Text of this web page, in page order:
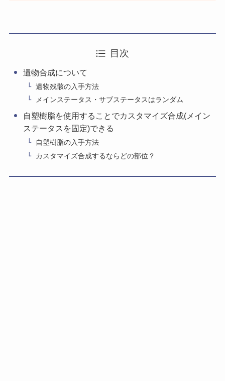
目次
遺物合成について
遺物残骸の入手方法
メインステータス・サブステータスはランダム
自塑樹脂を使用することでカスタマイズ合成(メイン
ステータスを固定)できる
自塑樹脂の入手方法
カスタマイズ合成するならどの部位？